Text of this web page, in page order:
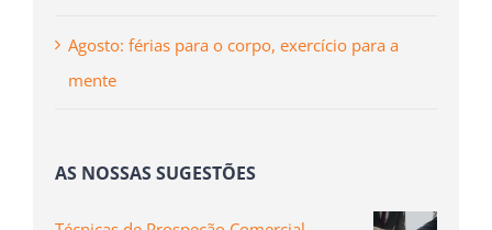
Agosto: férias para o corpo, exercício para a
mente
AS NOSSAS SUGESTÕES